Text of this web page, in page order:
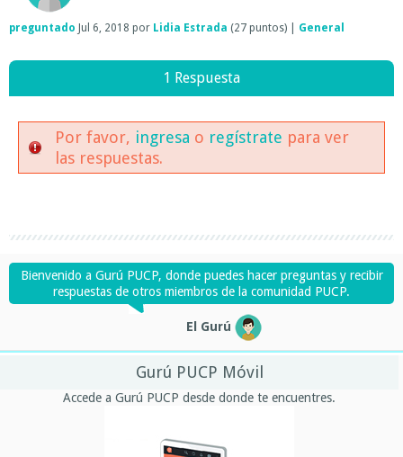
preguntado Jul 6, 2018 por Lidia Estrada (27 puntos) General
1 Respuesta
Por favor, ingresa o regístrate para ver
las respuestas.
Bienvenido a Gurú PUCP, donde puedes hacer preguntas y recibir
respuestas de otros miembros de la comunidad PUCP.
El Gurú
Gurú PUCP Móvil
Accede a Gurú PUCP desde donde te encuentres.